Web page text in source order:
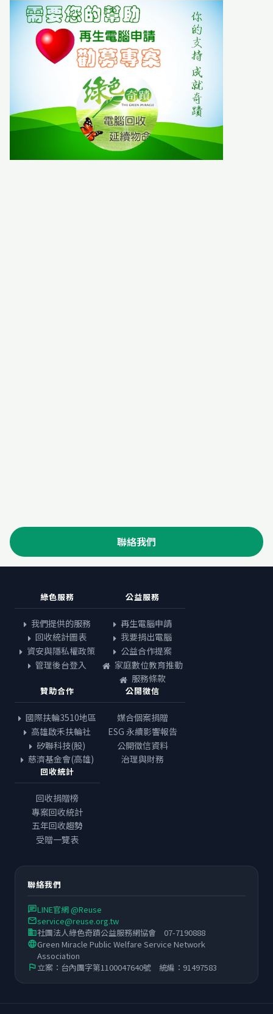
聯絡我們
綠色服務
我們提供的服務
回收統計圖表
資安與隱私權政策
管理後台登入
公益服務
再生電腦申請
我要捐出電腦
公益合作提案
家庭數位教育推動
服務條款
贊助合作
國際扶輪3510地區
高雄啟禾扶輪社
矽聯科技(股)
慈濟基金會(高雄)
公開徵信
媒合個案捐贈
ESG 永續影響報告
公開徵信資料
治理與財務
回收統計
回收捐贈榜
專案回收統計
五年回收趨勢
受贈一覽表
聯絡我們
chatLINE官網 @Reuse
emailservice@reuse.org.tw
business社團法人綠色奇蹟公益服務網協會 07-7190888
languageGreen Miracle Public Welfare Service Network
Association
flag立案：台內團字第1100047640號 統編：91497583